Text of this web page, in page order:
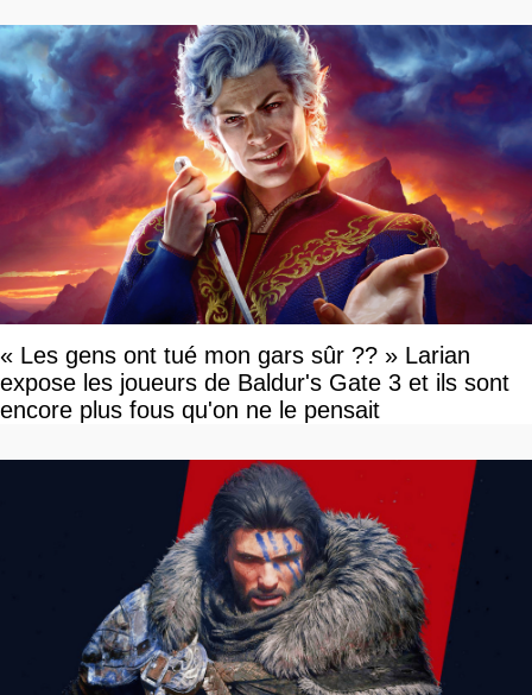
« Les gens ont tué mon gars sûr ?? » Larian
expose les joueurs de Baldur's Gate 3 et ils sont
encore plus fous qu'on ne le pensait